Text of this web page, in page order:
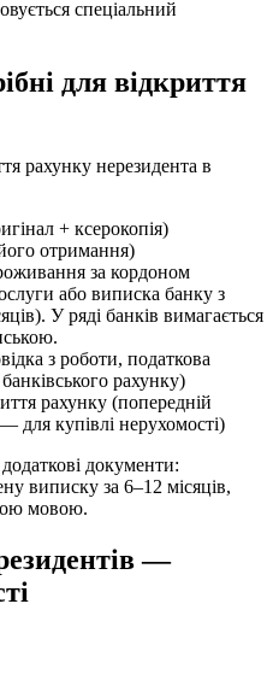
спеціальний
для відкриття
рахунку нерезидента в
+ ксерокопія)
отримання)
за кордоном
або виписка банку з
У ряді банків вимагається
з роботи, податкова
рахунку)
рахунку (попередній
для купівлі нерухомості)
документи:
виписку за 6–12 місяців,
мовою.
—